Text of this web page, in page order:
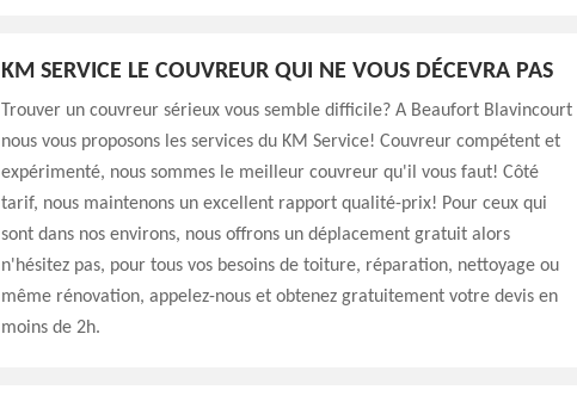
KM SERVICE LE COUVREUR QUI NE VOUS DÉCEVRA PAS
Trouver un couvreur sérieux vous semble difficile? A Beaufort Blavincourt
nous vous proposons les services du KM Service! Couvreur compétent et
expérimenté, nous sommes le meilleur couvreur qu'il vous faut! Côté
tarif, nous maintenons un excellent rapport qualité-prix! Pour ceux qui
sont dans nos environs, nous offrons un déplacement gratuit alors
n'hésitez pas, pour tous vos besoins de toiture, réparation, nettoyage ou
même rénovation, appelez-nous et obtenez gratuitement votre devis en
moins de 2h.